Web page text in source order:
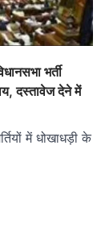
भर्ती
दस्तावेज देने में
में धोखाधड़ी के